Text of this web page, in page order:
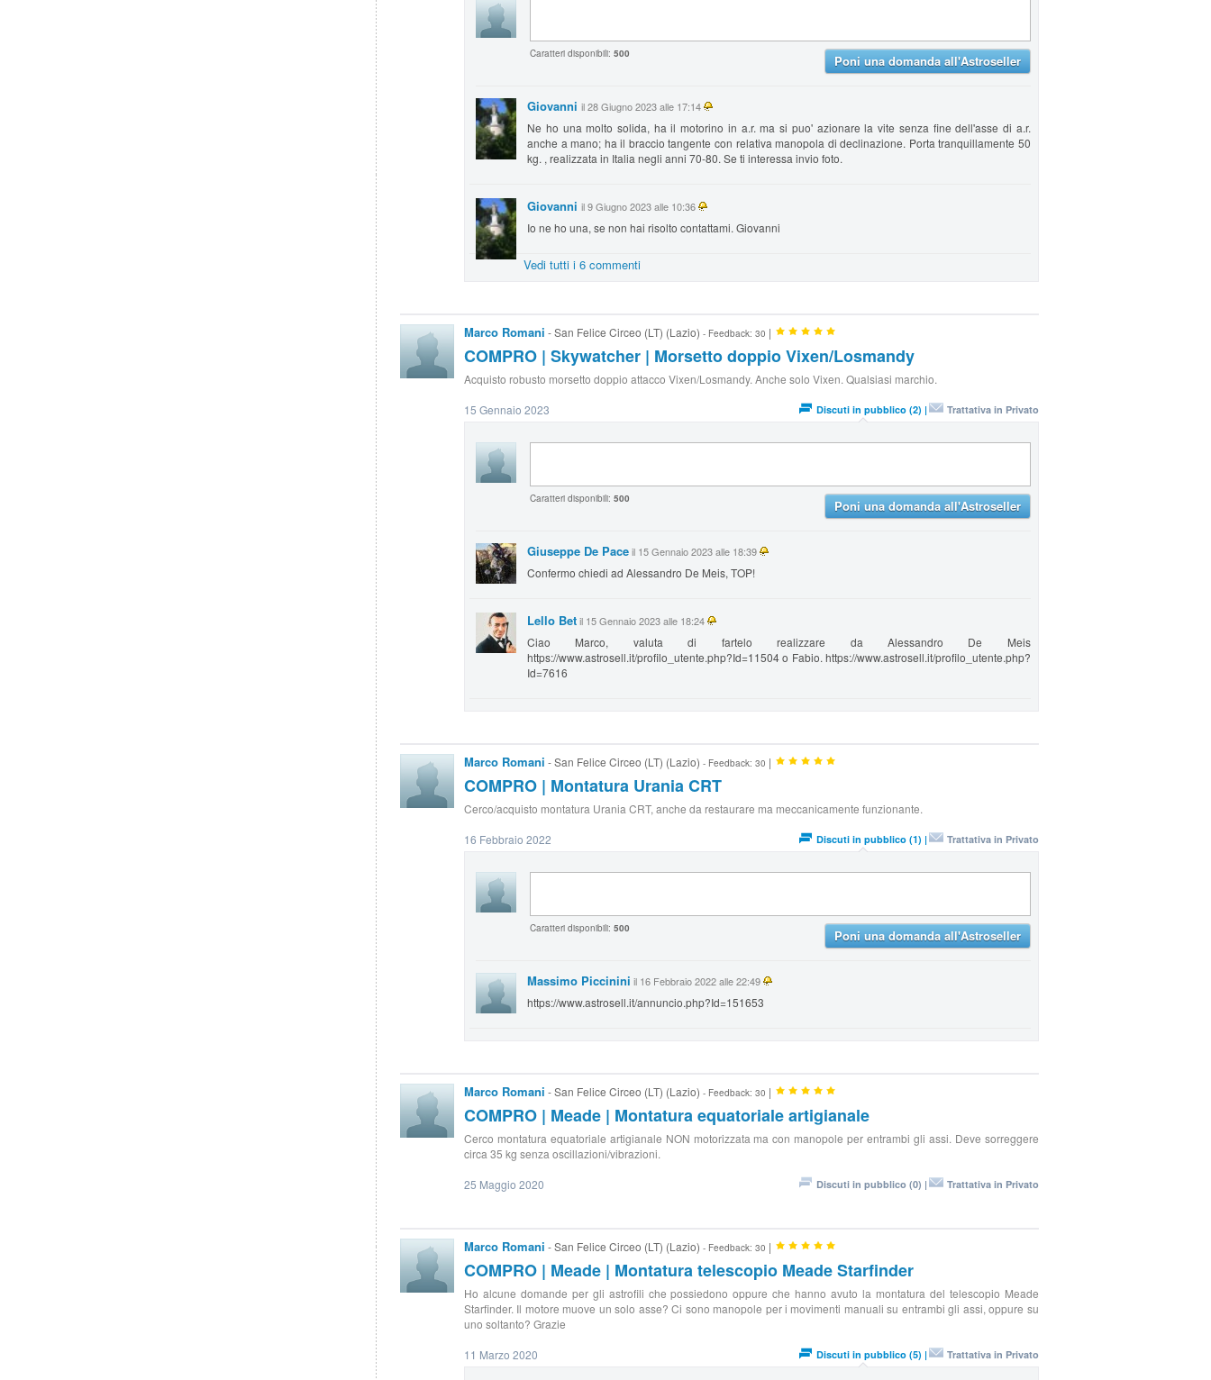
Caratteri disponibili:500 Poni una domanda all'Astroseller
Giovanniil 28 Giugno 2023 alle 17:14
Ne ho una molto solida, ha il motorino in a.r. ma si puo' azionare la vite senza fine dell'asse di a.r.
anche a mano; ha il braccio tangente con relativa manopola di declinazione. Porta tranquillamente 50
kg. , realizzata in Italia negli anni 70-80. Se ti interessa invio foto.
Giovanniil 9 Giugno 2023 alle 10:36
Io ne ho una, se non hai risolto contattami. Giovanni
Vedi tutti i 6 commenti
Marco Romani - San Felice Circeo (LT) (Lazio) - Feedback: 30 |
COMPRO | Skywatcher | Morsetto doppio Vixen/Losmandy
Acquisto robusto morsetto doppio attacco Vixen/Losmandy. Anche solo Vixen. Qualsiasi marchio.
15 Gennaio 2023
Discuti in pubblico (2) | Trattativa in Privato
Caratteri disponibili:500 Poni una domanda all'Astroseller
Giuseppe De Paceil 15 Gennaio 2023 alle 18:39
Confermo chiedi ad Alessandro De Meis, TOP!
Lello Betil 15 Gennaio 2023 alle 18:24
Ciao Marco, valuta di fartelo realizzare da Alessandro De Meis
https://www.astrosell.it/profilo_utente.php?Id=11504 o Fabio. https://www.astrosell.it/profilo_utente.php?
Id=7616
Marco Romani - San Felice Circeo (LT) (Lazio) - Feedback: 30 |
COMPRO | Montatura Urania CRT
Cerco/acquisto montatura Urania CRT, anche da restaurare ma meccanicamente funzionante.
16 Febbraio 2022
Discuti in pubblico (1) | Trattativa in Privato
Caratteri disponibili:500 Poni una domanda all'Astroseller
Massimo Piccinini il 16 Febbraio 2022 alle 22:49
https://www.astrosell.it/annuncio.php?Id=151653
Marco Romani - San Felice Circeo (LT) (Lazio) - Feedback: 30 |
COMPRO | Meade | Montatura equatoriale artigianale
Cerco montatura equatoriale artigianale NON motorizzata ma con manopole per entrambi gli assi. Deve sorreggere
circa 35 kg senza oscillazioni/vibrazioni.
25 Maggio 2020
Discuti in pubblico (0) | Trattativa in Privato
Marco Romani - San Felice Circeo (LT) (Lazio) - Feedback: 30 |
COMPRO | Meade | Montatura telescopio Meade Starfinder
Ho alcune domande per gli astrofili che possiedono oppure che hanno avuto la montatura del telescopio Meade
Starfinder. Il motore muove un solo asse? Ci sono manopole per i movimenti manuali su entrambi gli assi, oppure su
uno soltanto? Grazie
11 Marzo 2020
Discuti in pubblico (5) | Trattativa in Privato